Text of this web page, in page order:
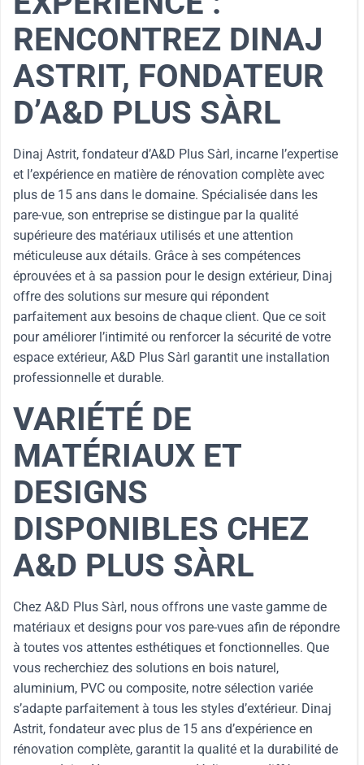
RENCONTREZ DINAJ
ASTRIT, FONDATEUR
D’A&D PLUS SÀRL
Dinaj Astrit, fondateur d’A&D Plus Sàrl, incarne l’expertise
et l’expérience en matière de rénovation complète avec
plus de 15 ans dans le domaine. Spécialisée dans les
pare-vue, son entreprise se distingue par la qualité
supérieure des matériaux utilisés et une attention
méticuleuse aux détails. Grâce à ses compétences
éprouvées et à sa passion pour le design extérieur, Dinaj
offre des solutions sur mesure qui répondent
parfaitement aux besoins de chaque client. Que ce soit
pour améliorer l’intimité ou renforcer la sécurité de votre
espace extérieur, A&D Plus Sàrl garantit une installation
professionnelle et durable.
VARIÉTÉ DE
MATÉRIAUX ET
DESIGNS
DISPONIBLES CHEZ
A&D PLUS SÀRL
Chez A&D Plus Sàrl, nous offrons une vaste gamme de
matériaux et designs pour vos pare-vues afin de répondre
à toutes vos attentes esthétiques et fonctionnelles. Que
vous recherchiez des solutions en bois naturel,
aluminium, PVC ou composite, notre sélection variée
s’adapte parfaitement à tous les styles d’extérieur. Dinaj
Astrit, fondateur avec plus de 15 ans d’expérience en
rénovation complète, garantit la qualité et la durabilité de